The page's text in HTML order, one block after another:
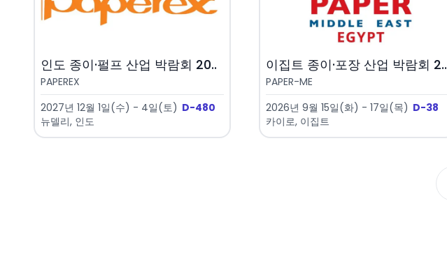
인도 종이·펄프 산업 박람회 20..
PAPEREX
2027년 12월 1일(수) - 4일(토) D-480
뉴델리, 인도
이집트 종이·포장 산업 박람회 2..
PAPER-ME
2026년 9월 15일(화) - 17일(목) D-38
카이로, 이집트